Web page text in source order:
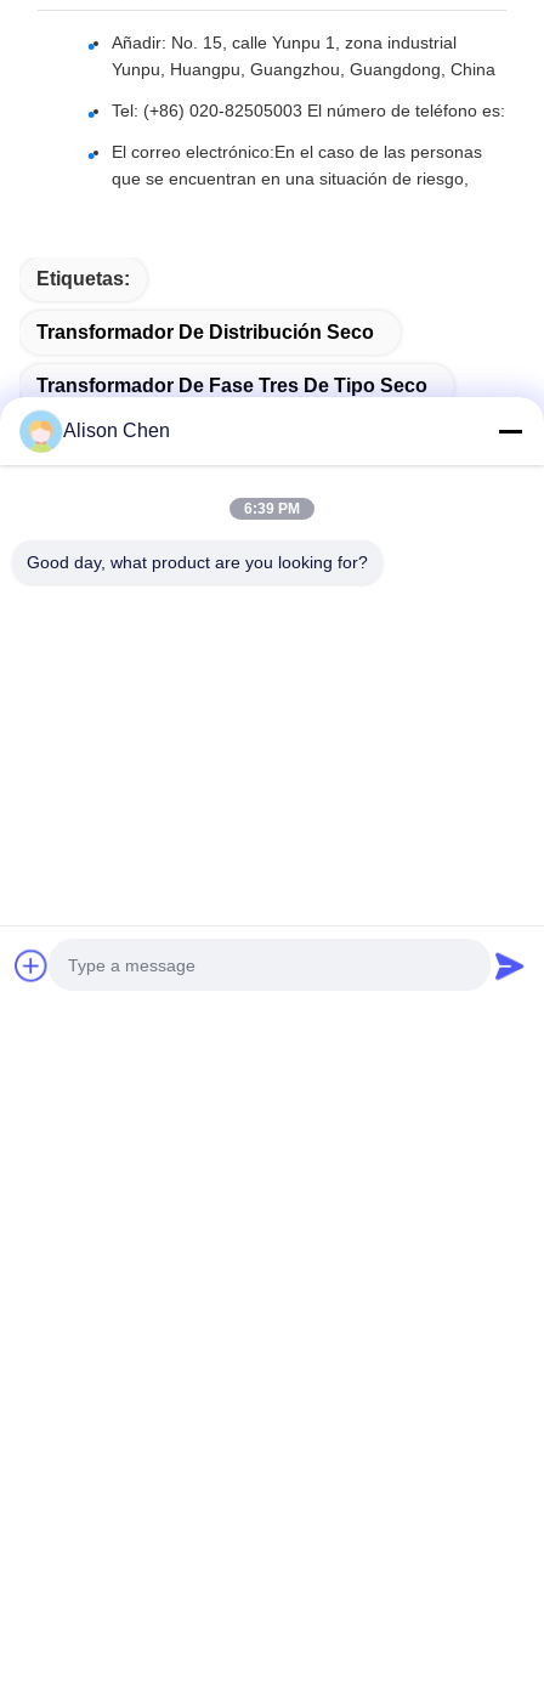
Añadir: No. 15, calle Yunpu 1, zona industrial
Yunpu, Huangpu, Guangzhou, Guangdong, China
Tel: (+86) 020-82505003 El número de teléfono es:
El correo electrónico:En el caso de las personas
que se encuentran en una situación de riesgo,
Etiquetas:
Transformador De Distribución Seco
Transformador De Fase Tres De Tipo Seco
Tipo Seco Transformador De Poder
Productos Relacionados
estándar IEC 1250kva
de 400 kVA SC(B)12-NX3
Alison Chen
6:39 PM
Good day, what product are you looking for?